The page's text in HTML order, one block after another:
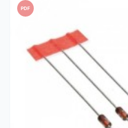
PDF